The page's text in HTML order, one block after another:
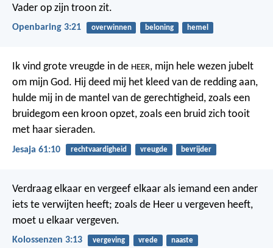
Vader op zijn troon zit.
Openbaring 3:21 overwinnen beloning hemel
Ik vind grote vreugde in de HEER, mijn hele wezen jubelt
om mijn God. Hij deed mij het kleed van de redding aan,
hulde mij in de mantel van de gerechtigheid, zoals een
bruidegom een kroon opzet, zoals een bruid zich tooit
met haar sieraden.
Jesaja 61:10 rechtvaardigheid vreugde bevrijder
Verdraag elkaar en vergeef elkaar als iemand een ander
iets te verwijten heeft; zoals de Heer u vergeven heeft,
moet u elkaar vergeven.
Kolossenzen 3:13 vergeving vrede naaste